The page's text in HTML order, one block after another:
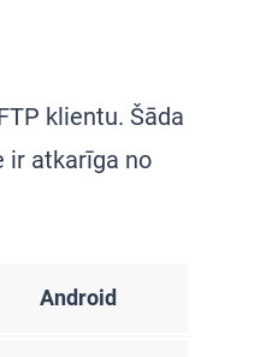
klientu. Šāda
ir atkarīga no
Android